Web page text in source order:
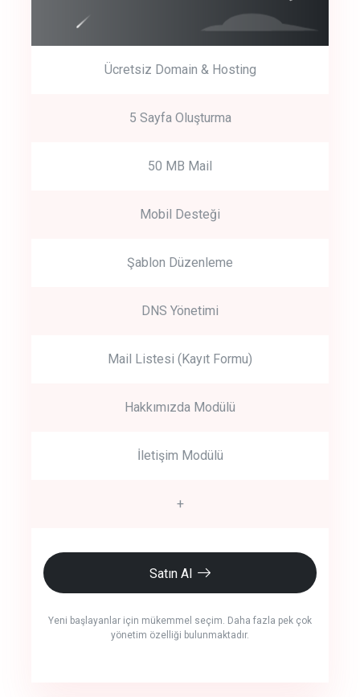
Ücretsiz Domain & Hosting
5 Sayfa Oluşturma
50 MB Mail
Mobil Desteği
Şablon Düzenleme
DNS Yönetimi
Mail Listesi (Kayıt Formu)
Hakkımızda Modülü
İletişim Modülü
+
Satın Al
Yeni başlayanlar için mükemmel seçim. Daha fazla pek çok
yönetim özelliği bulunmaktadır.